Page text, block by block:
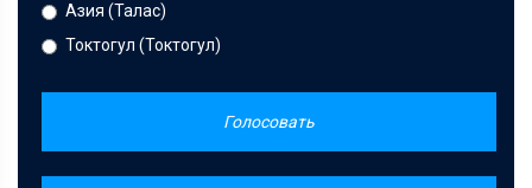
Азия (Талас)
Токтогул (Токтогул)
Голосовать